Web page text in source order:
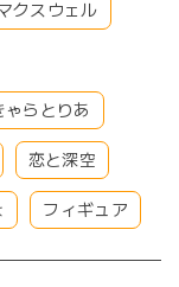
クスウェル
ゃらとりあ
恋と深空
フィギュア